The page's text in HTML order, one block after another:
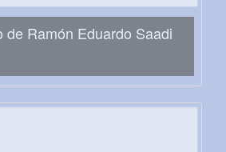
de Ramón Eduardo Saadi